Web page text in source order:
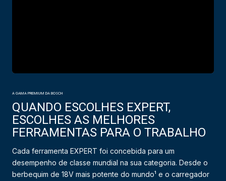
A GAMA PREMIUM DA BOSCH
QUANDO ESCOLHES EXPERT,
ESCOLHES AS MELHORES
FERRAMENTAS PARA O TRABALHO
Cada ferramenta EXPERT foi concebida para um
desempenho de classe mundial na sua categoria. Desde o
berbequim de 18V mais potente do mundo¹ e o carregador